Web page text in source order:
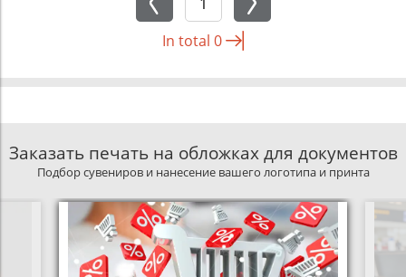
In total0
Заказать печать на обложках для документов
Подбор сувениров и нанесение вашего логотипа и принта